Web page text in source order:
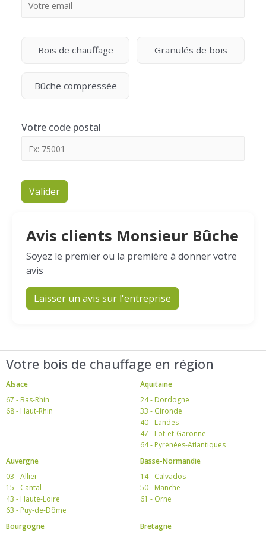
Bois de chauffage Granulés de bois
Bûche compressée
Votre code postal
Valider
Avis clients Monsieur Bûche
Soyez le premier ou la première à donner votre
avis
Laisser un avis sur l'entreprise
Votre bois de chauffage en région
Alsace
67 - Bas-Rhin
68 - Haut-Rhin
Aquitaine
24 - Dordogne
33 - Gironde
40 - Landes
47 - Lot-et-Garonne
64 - Pyrénées-Atlantiques
Auvergne
03 - Allier
15 - Cantal
43 - Haute-Loire
63 - Puy-de-Dôme
Basse-Normandie
14 - Calvados
50 - Manche
61 - Orne
Bourgogne
Bretagne